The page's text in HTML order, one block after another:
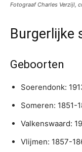
Fotograaf Charles Verzijl,
Burgerlijke
Geboorten
Soerendonk:
Someren: 1851-
Valkenswaard:
Vlijmen: 1857-